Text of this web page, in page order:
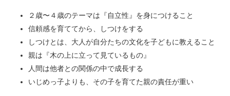
２歳〜４歳のテーマは『自立性』を身につけること
信頼感を育ててから、しつけをする
しつけとは、大人が自分たちの文化を子どもに教えること
親は『木の上に立って見ているもの』
人間は他者との関係の中で成長する
いじめっ子よりも、その子を育てた親の責任が重い